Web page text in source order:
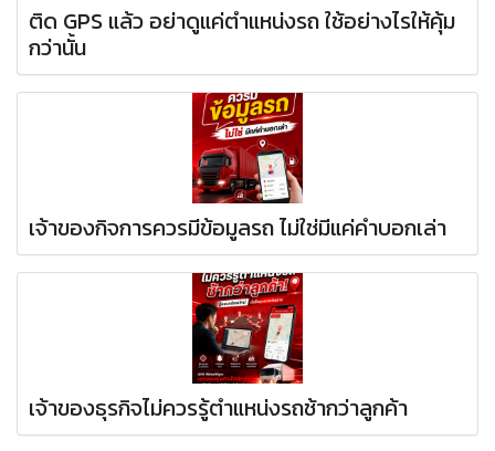
ติด GPS แล้ว อย่าดูแค่ตำแหน่งรถ ใช้อย่างไรให้คุ้ม
กว่านั้น
เจ้าของกิจการควรมีข้อมูลรถ ไม่ใช่มีแค่คำบอกเล่า
เจ้าของธุรกิจไม่ควรรู้ตำแหน่งรถช้ากว่าลูกค้า